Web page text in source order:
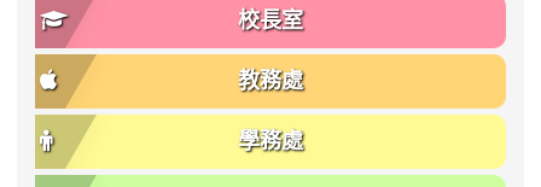
校長室
教務處
學務處